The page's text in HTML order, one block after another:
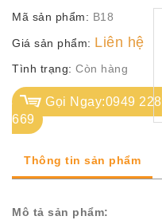
CH.
SÁCH
Q.
ĐỊNH
Mã sản phẩm: B18
Giá sản phẩm: Liên hệ
Tình trạng: Còn hàng
Gọi Ngay:0949 228
669
Thông tin sản phẩm
Mô tả sản phẩm: